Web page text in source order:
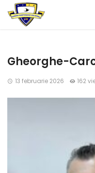
Gheorghe-
13 februarie 2026 162